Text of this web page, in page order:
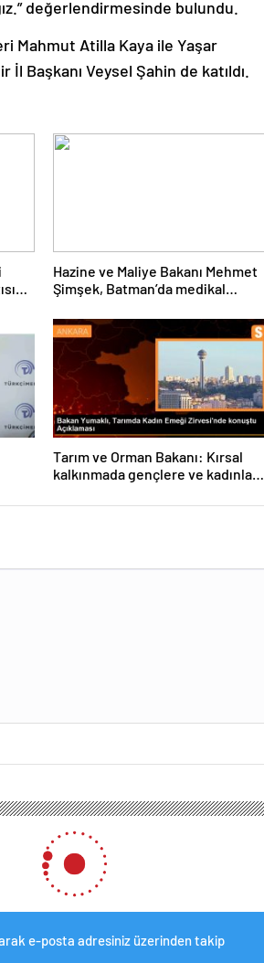
değerlendirmesinde bulundu.
Mahmut Atilla Kaya ile Yaşar
İl Başkanı Veysel Şahin de katıldı.
Hazine ve Maliye Bakanı Mehmet
Şimşek, Batman’da medikal
fabrikanın açılışını gerçekleştirdi
Tarım ve Orman Bakanı: Kırsal
kalkınmada gençlere ve kadınlara
e-posta adresiniz üzerinden takip